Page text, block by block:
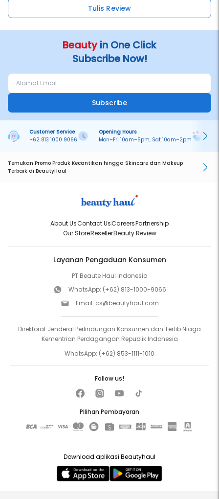
Tulis Review
Beautyin One Click
Subscribe Now!
Subscribe
Customer Service
+62 813 1000 9066
Opening Hours
Mon–Fri 10am–5pm, Sat 10am–2pm
Temukan Promo Produk Kecantikan hingga Skincare dan Makeup
Terbaik di BeautyHaul
About UsContact UsCareersPartnership
Our StoreResellerBeauty Review
Layanan Pengaduan Konsumen
PT Beaute Haul Indonesia
WhatsApp: (+62) 813-1000-9066
Email: cs@beautyhaul.com
Direktorat Jenderal Perlindungan Konsumen dan Tertib Niaga
Kementrian Perdagangan Republik Indonesia
WhatsApp: (+62) 853-1111-1010
Pilihan Pembayaran
Follow us!
Download aplikasi Beautyhaul